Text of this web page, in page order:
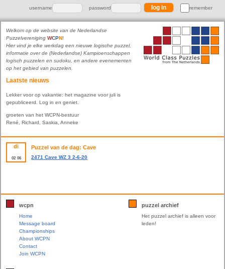
username password remember
Welkom op de website van de Nederlandse
Puzzelvereniging WCPN!
Hier vind je elke werkdag een nieuwe logische puzzel,
informatie over de (Nederlandse) Kampioenschappen
logisch puzzelen en sudoku, en andere evenementen
op het gebied van puzzelen.
Laatste nieuws
Lekker voor op vakantie: het magazine voor juli is
gepubliceerd. Log in en geniet.
groeten van het WCPN-bestuur
René, Richard, Saskia, Anneke
di
02 06
Puzzel van de dag: Cave
2471 Cave WZ 3 2-6-20
wcpn
Home
Message board
Championships
About WCPN
Contact
Join WCPN
puzzel archief
Het puzzel archief is alleen voor
leden!